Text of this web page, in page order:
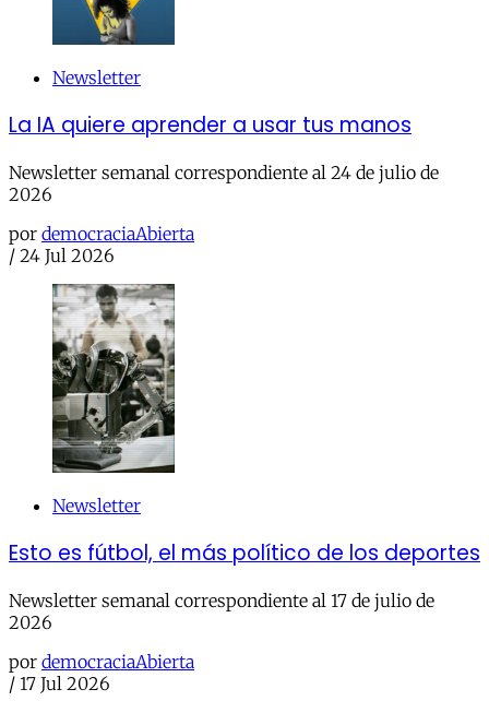
Newsletter
La IA quiere aprender a usar tus manos
Newsletter semanal correspondiente al 24 de julio de
2026
por democraciaAbierta
/ 24 Jul 2026
Newsletter
Esto es fútbol, el más político de los deportes
Newsletter semanal correspondiente al 17 de julio de
2026
por democraciaAbierta
/ 17 Jul 2026